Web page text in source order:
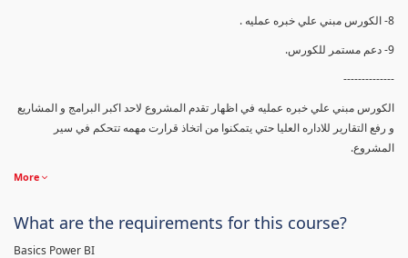
8- الكورس مبني علي خبره عمليه .
9- دعم مستمر للكورس.
--------------
الكورس مبني علي خبره عمليه في اظهار تقدم المشروع لاحد اكبر البرامج و المشاريع
و رفع التقارير للاداره العليا حتي يتمكنوا من اتخاذ قرارت مهمه تتحكم في سير
المشروع.
More
What are the requirements for this course?
Basics Power BI